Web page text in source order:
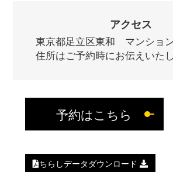
アクセス
東京都足立区東和 マンショ
住所はご予約時にお伝えいたし
予約はこちら
ちらしデータダウンロード